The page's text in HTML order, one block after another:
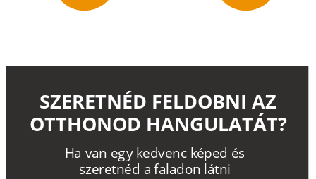
Ha van egy kedvenc képed és
szeretnéd a faladon látni
SZERETNÉD FELDOBNI AZ
OTTHONOD HANGULATÁT?